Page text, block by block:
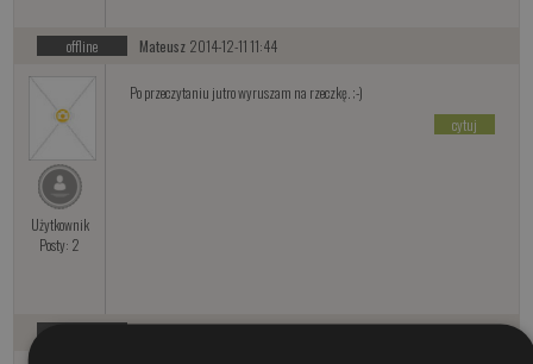
offline Mateusz 2014-12-11 11:44
Użytkownik
Posty: 2
Po przeczytaniu jutro wyruszam na rzeczkę. ;-)
cytuj